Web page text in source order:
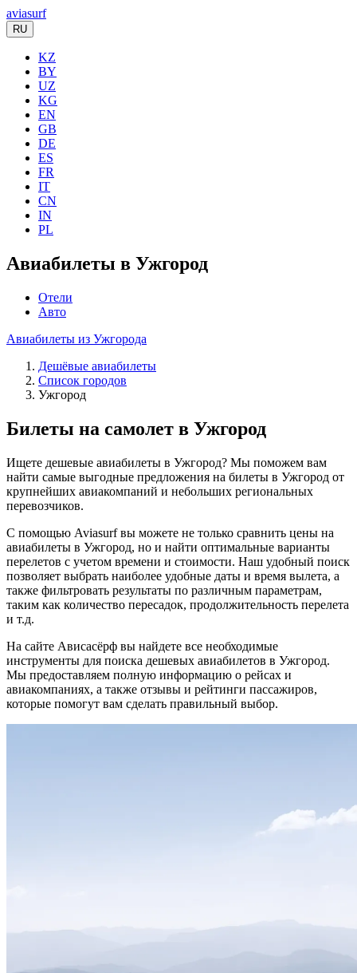
aviasurf
RU
KZ
BY
UZ
KG
EN
GB
DE
ES
FR
IT
CN
IN
PL
Авиабилеты в Ужгород
Отели
Авто
Авиабилеты из Ужгорода
Дешёвые авиабилеты
Список городов
Ужгород
Билеты на самолет в Ужгород
Ищете дешевые авиабилеты в Ужгород? Мы поможем вам
найти самые выгодные предложения на билеты в Ужгород от
крупнейших авиакомпаний и небольших региональных
перевозчиков.
С помощью Aviasurf вы можете не только сравнить цены на
авиабилеты в Ужгород, но и найти оптимальные варианты
перелетов с учетом времени и стоимости. Наш удобный поиск
позволяет выбрать наиболее удобные даты и время вылета, а
также фильтровать результаты по различным параметрам,
таким как количество пересадок, продолжительность перелета
и т.д.
На сайте Ависасёрф вы найдете все необходимые
инструменты для поиска дешевых авиабилетов в Ужгород.
Мы предоставляем полную информацию о рейсах и
авиакомпаниях, а также отзывы и рейтинги пассажиров,
которые помогут вам сделать правильный выбор.